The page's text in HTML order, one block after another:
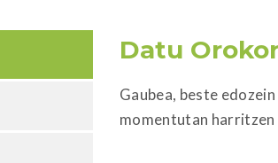
Datu
Gaubea, beste
momentutan